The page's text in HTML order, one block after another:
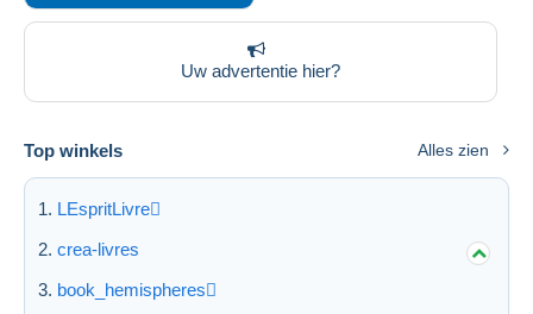
Uw advertentie hier?
Top winkels Alles zien
LEspritLivre
crea-livres
book_hemispheres